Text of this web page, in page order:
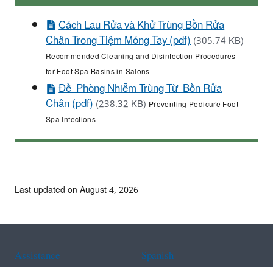
Cách Lau Rửa và Khử Trùng Bồn Rửa
Chân Trong Tiệm Móng Tay (pdf)(305.74 KB)
Recommended Cleaning and Disinfection Procedures
for Foot Spa Basins in Salons
Đề Phòng Nhiễm Trùng Từ Bồn Rửa
Chân (pdf)(238.32 KB) Preventing Pedicure Foot
Spa Infections
Last updated on August 4, 2026
Assistance
Spanish